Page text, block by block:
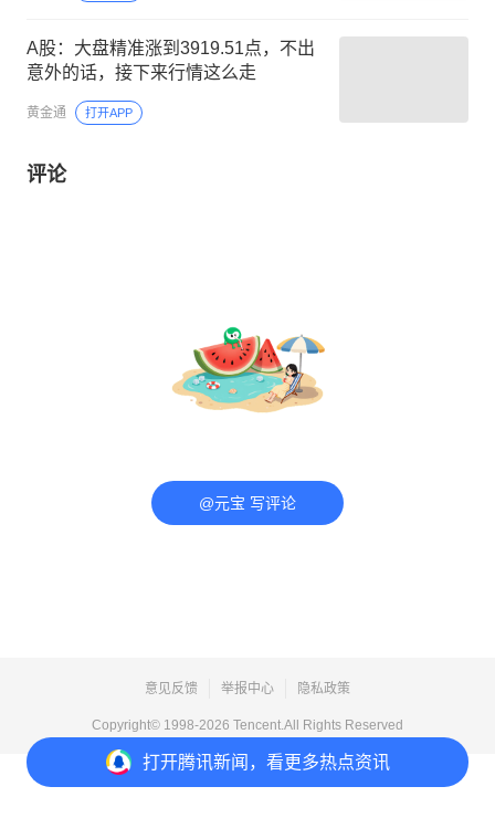
打开腾讯新闻，看更多热点资讯
A股：大盘精准涨到3919.51点，不出
意外的话，接下来行情这么走
黄金通 打开APP
评论
@元宝 写评论
意见反馈 举报中心 隐私政策
Copyright© 1998-2026 Tencent.All Rights Reserved